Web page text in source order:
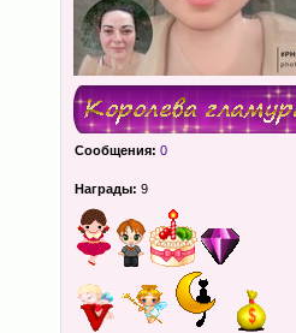
Сообщения: 0
Награды: 9